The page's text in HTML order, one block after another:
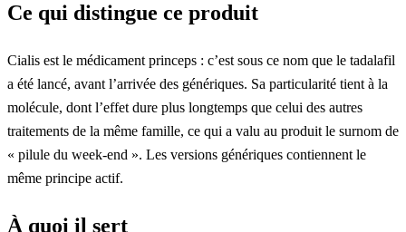
Ce qui distingue ce produit
Cialis est le médicament princeps : c’est sous ce nom que le tadalafil
a été lancé, avant l’arrivée des génériques. Sa particularité tient à la
molécule, dont l’effet dure plus longtemps que celui des autres
traitements de la même famille, ce qui a valu au produit le surnom de
« pilule du week-end ». Les versions génériques contiennent le
même principe actif.
À quoi il sert